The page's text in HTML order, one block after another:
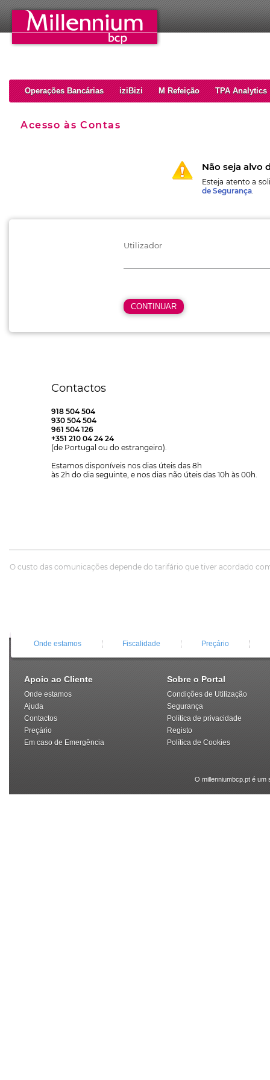
Operações Bancárias iziBizi M Refeição TPA Analytics
Acesso às Contas
Não seja alvo
Esteja atento a
de Segurança.
Utilizador
Contactos
918 504 504
930 504 504
961 504 126
+351 210 04 24 24
(de Portugal ou do estrangeiro).
Estamos disponíveis nos dias úteis das 8h
às 2h do dia seguinte, e nos dias não úteis das 10h às 00h.
O custo das comunicações depende do tarifário que tiver acordado
Onde estamos Fiscalidade Preçário
Apoio ao Cliente
Onde estamos
Ajuda
Contactos
Preçário
Em caso de Emergência
Sobre o Portal
Condições de Utilização
Segurança
Política de privacidade
Registo
Política de Cookies
O millenniumbcp.pt é um